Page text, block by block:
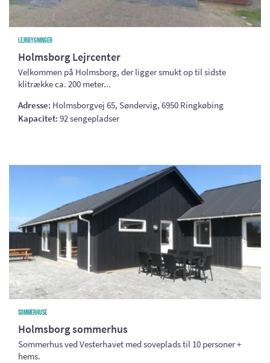
Lejrbygninger
Holmsborg Lejrcenter
Velkommen på Holmsborg, der ligger smukt op til sidste
klitrække ca. 200 meter...
Adresse: Holmsborgvej 65, Søndervig, 6950 Ringkøbing
Kapacitet: 92 sengepladser
Sommerhuse
Holmsborg sommerhus
Sommerhus ved Vesterhavet med soveplads til 10 personer +
hems.